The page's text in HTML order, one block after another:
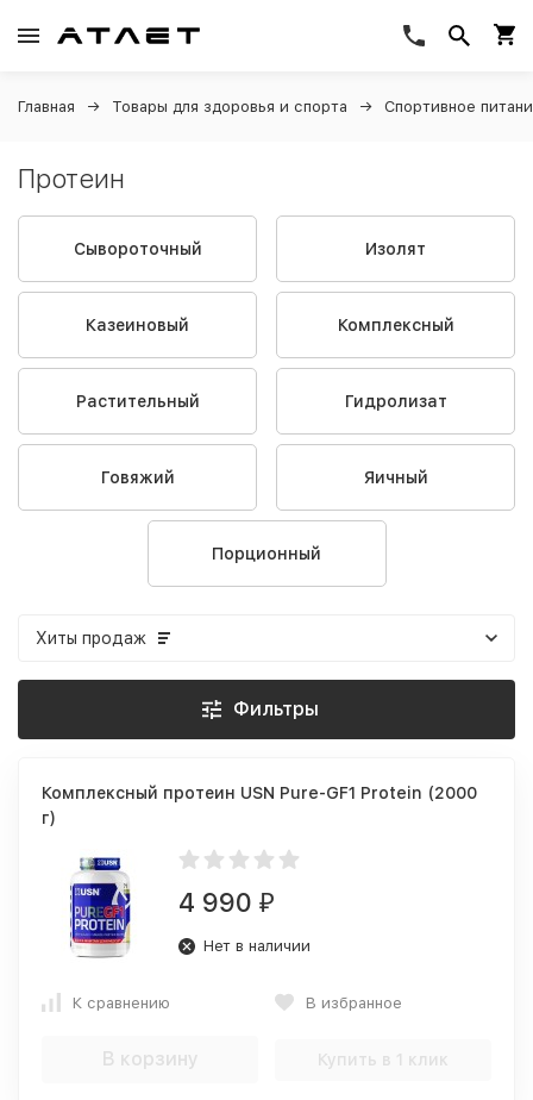
Главная Товары для здоровья и спорта Спортивное
Протеин
Сывороточный Изолят
Казеиновый Комплексный
Растительный Гидролизат
Говяжий Яичный
Порционный
Хиты продаж
Фильтры
Комплексный протеин USN Pure-GF1 Protein (2000
г)
4 990 ₽
Нет в наличии
К сравнению В избранное
В корзину Купить в 1 клик